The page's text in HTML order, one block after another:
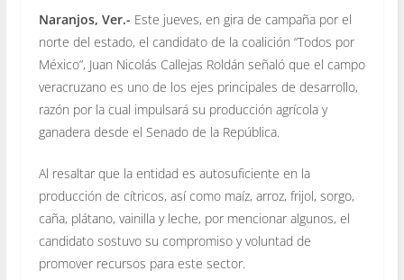
Naranjos, Ver.- Este jueves, en gira de campaña por el
norte del estado, el candidato de la coalición “Todos por
México”, Juan Nicolás Callejas Roldán señaló que el campo
veracruzano es uno de los ejes principales de desarrollo,
razón por la cual impulsará su producción agrícola y
ganadera desde el Senado de la República.
Al resaltar que la entidad es autosuficiente en la
producción de cítricos, así como maíz, arroz, frijol, sorgo,
caña, plátano, vainilla y leche, por mencionar algunos, el
candidato sostuvo su compromiso y voluntad de
promover recursos para este sector.